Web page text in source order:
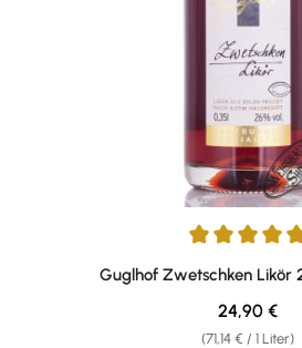
Durchschnittliche Bewertung
Guglhof Zwetschken Likör
(71,14 € / 1 Liter)
Regulärer
24,90 €